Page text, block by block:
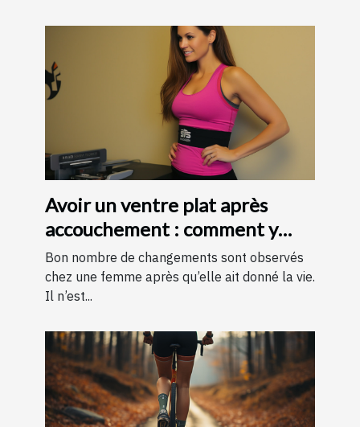
Avoir un ventre plat après
accouchement : comment y
parvenir ?
Bon nombre de changements sont observés
chez une femme après qu’elle ait donné la vie.
Il n’est...